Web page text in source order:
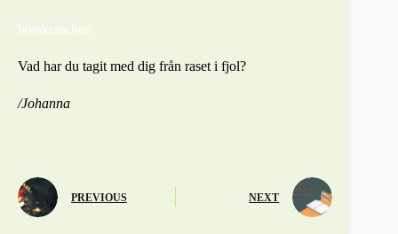
börskraschen
Vad har du tagit med dig från raset i fjol?
/Johanna
PREVIOUS NEXT